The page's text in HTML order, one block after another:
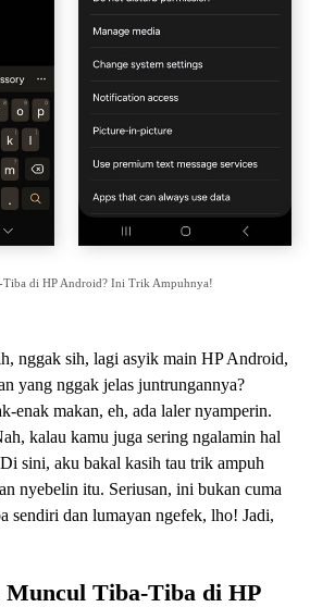
di HP Android? Ini Trik Ampuhnya!
nggak sih, lagi asyik main HP Android,
yang nggak jelas juntrungannya?
enak makan, eh, ada laler nyamperin.
kalau kamu juga sering ngalamin hal
sini, aku bakal kasih tau trik ampuh
nyebelin itu. Seriusan, ini bukan cuma
sendiri dan lumayan ngefek, lho! Jadi,
Muncul Tiba-Tiba di HP